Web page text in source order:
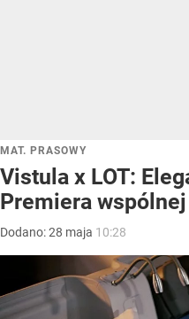
MAT. PRASOWY
Vistula x LOT:
Premiera
Dodano:28 maja 10:28